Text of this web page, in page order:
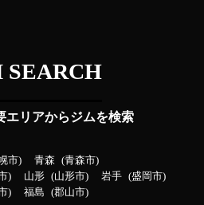
SEARCH
エリアからジムを検索
市 青森
青森市
山形 山形市 岩手
盛岡市
福島 郡山市